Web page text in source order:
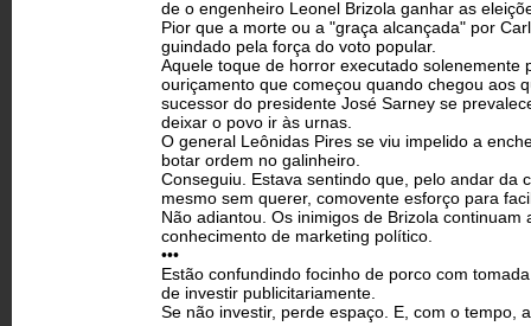
de o engenheiro Leonel Brizola ganhar as
Pior que a morte ou a "graça alcançada" por
guindado pela força do voto popular.
Aquele toque de horror executado
ouriçamento que começou quando chegou aos
sucessor do presidente José Sarney se
deixar o povo ir às urnas.
O general Leônidas Pires se viu impelido a
botar ordem no galinheiro.
Conseguiu. Estava sentindo que, pelo andar da
mesmo sem querer, comovente esforço para
Não adiantou. Os inimigos de Brizola
conhecimento de marketing político.
•••
Estão confundindo focinho de porco com
de investir publicitariamente.
Se não investir, perde espaço. E, com o tempo,